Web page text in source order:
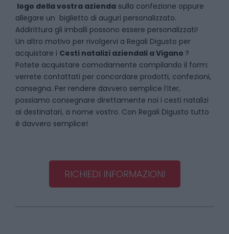
logo della vostra azienda sulla confezione oppure
allegare un biglietto di auguri personalizzato.
Addirittura gli imballi possono essere personalizzati!
Un altro motivo per rivolgervi a Regali Digusto per
acquistare i Cesti natalizi aziendali aVigano ?
Potete acquistare comodamente compilando il form:
verrete contattati per concordare prodotti, confezioni,
consegna. Per rendere davvero semplice l’iter,
possiamo consegnare direttamente noi i cesti natalizi
ai destinatari, a nome vostro. Con Regali Digusto tutto
è davvero semplice!
RICHIEDI INFORMAZIONI